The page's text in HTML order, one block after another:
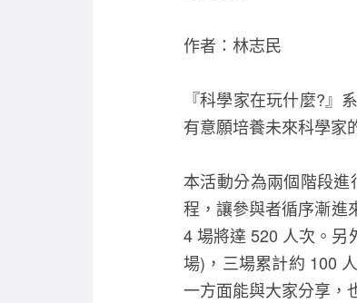
作者：林志民
『科學家在玩什麼?』
有意願培養未來科學家
本活動分為兩個階段
程，讓參與者循序漸進
4 場將達 520 人次。另
場)，三場累計約 100
一方面能與大家分享，